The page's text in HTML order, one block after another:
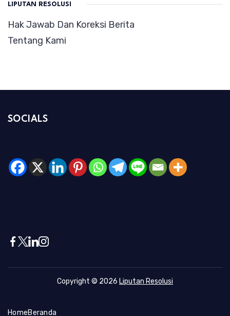
LIPUTAN RESOLUSI
Hak Jawab Dan Koreksi Berita
Tentang Kami
SOCIALS
Copyright © 2026 Liputan Resolusi
HomeBeranda